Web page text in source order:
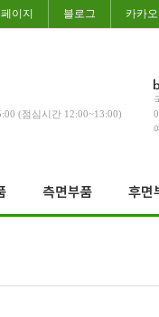
이지 블로그 카카
(점심시간 12:00~13:00)